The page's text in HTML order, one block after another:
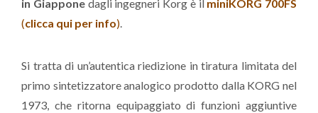
in Giapponedagli ingegneri Korg è il miniKORG 700FS
(clicca qui per info).
Si tratta di un’autentica riedizione in tiratura limitata del
primo sintetizzatore analogico prodotto dalla KORG nel
1973, che ritorna equipaggiato di funzioni aggiuntive